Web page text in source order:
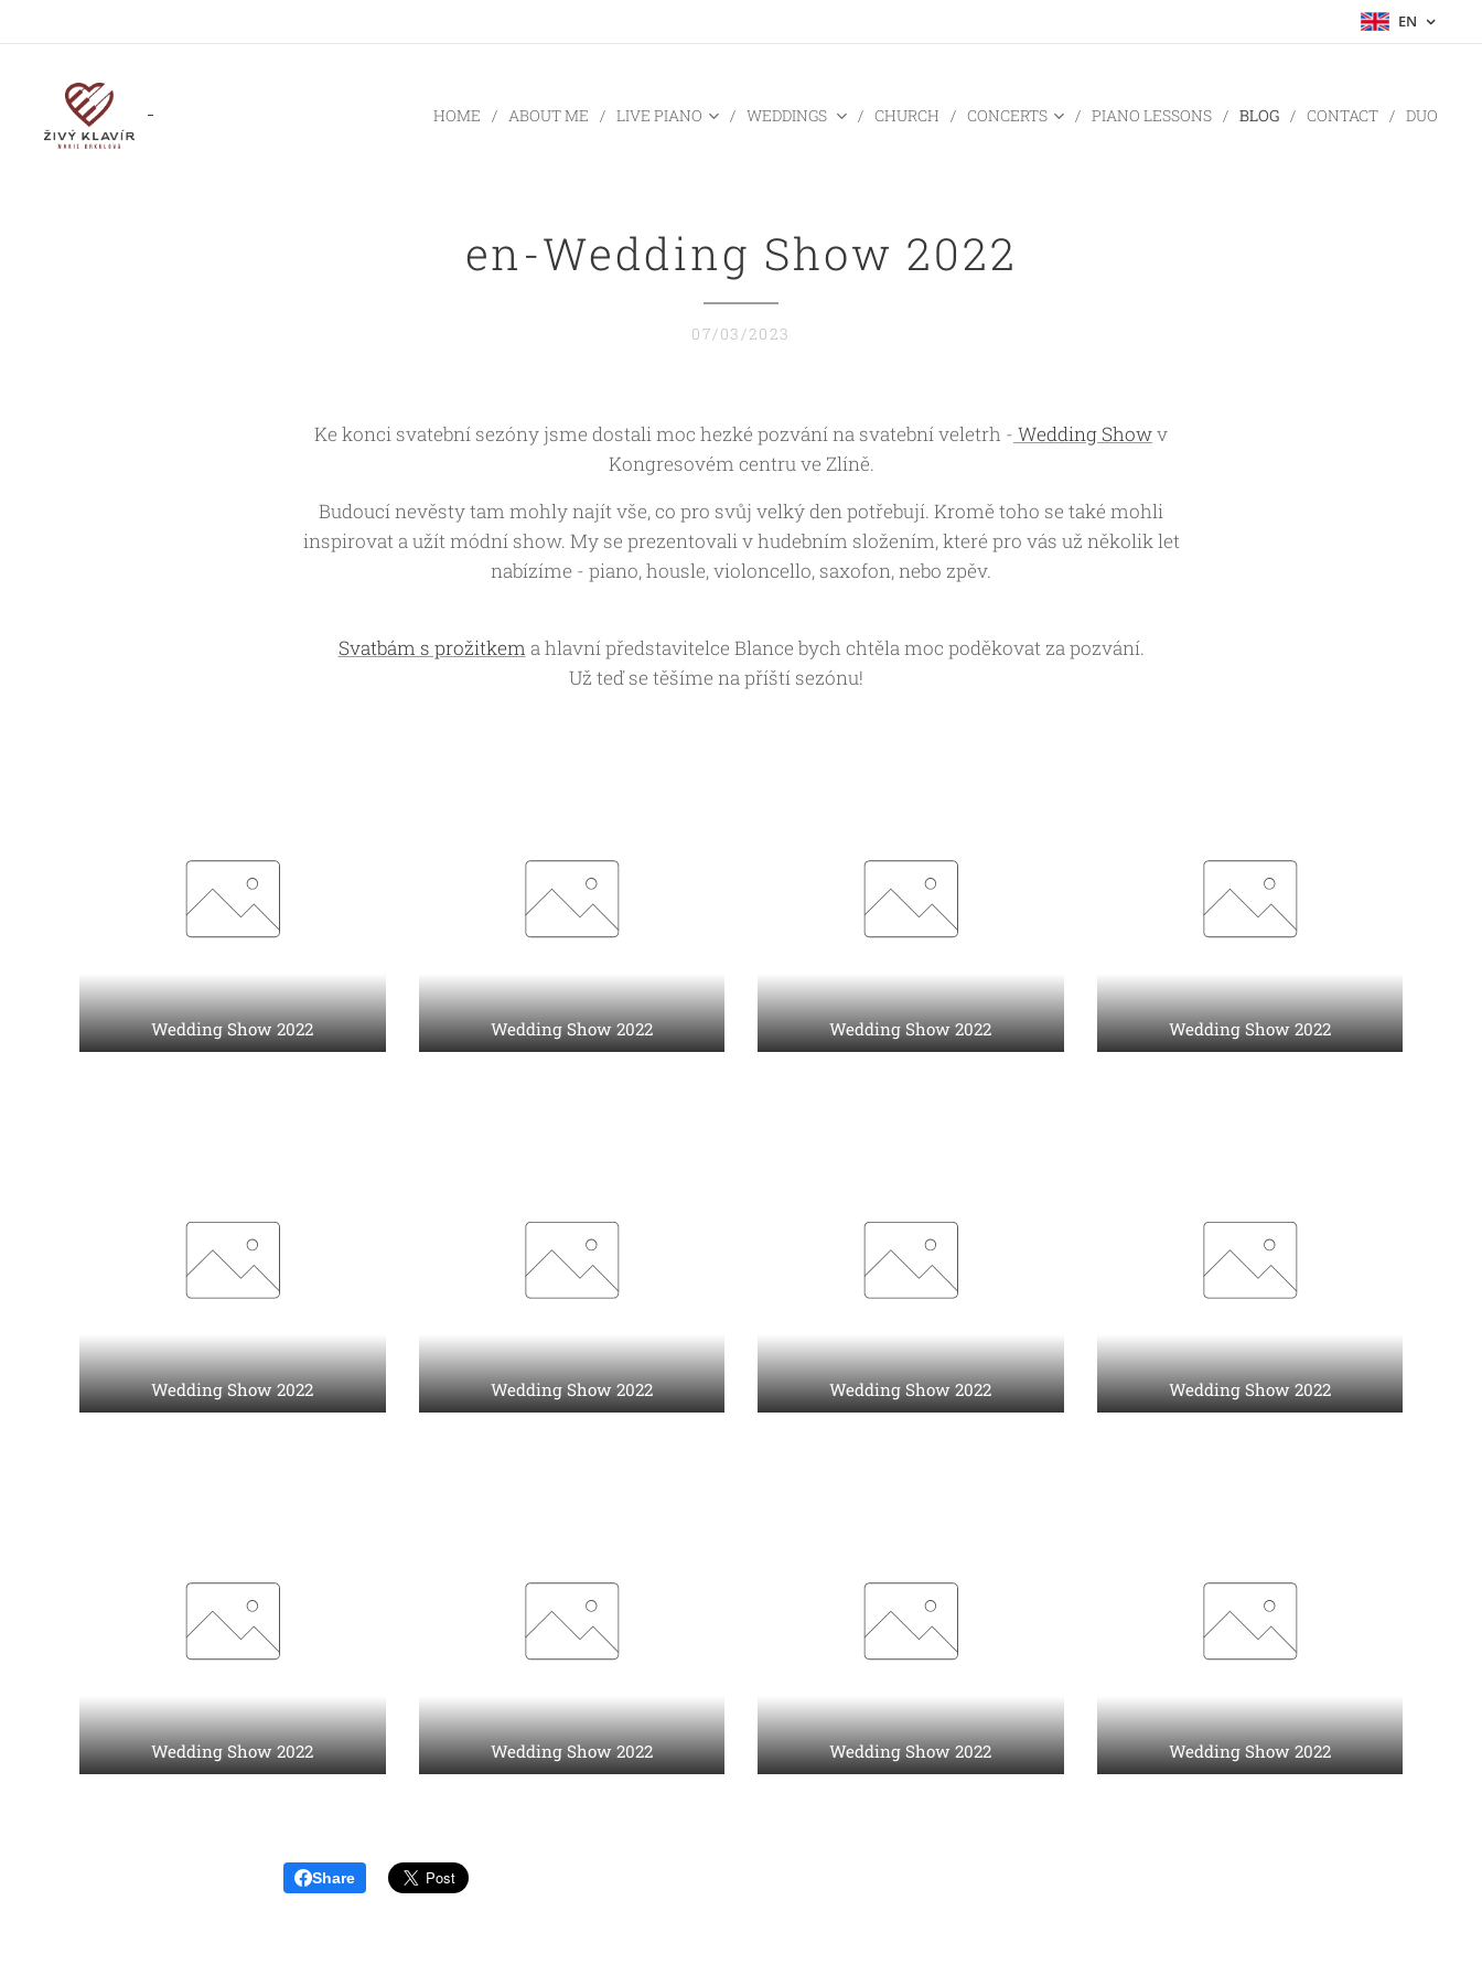
EN
HOME ABOUT ME LIVE PIANO WEDDINGS CHURCH CONCERTS PIANO LESSONS BLOG CONTACT DUO
en-Wedding Show 2022
07/03/2023
Ke konci svatební sezóny jsme dostali moc hezké pozvání na svatební veletrh - Wedding Showv
Kongresovém centru ve Zlíně.
Budoucí nevěsty tam mohly najít vše, co pro svůj velký den potřebují. Kromě toho se také mohli
inspirovat a užít módní show. My se prezentovali v hudebním složením, které pro vás už několik let
nabízíme - piano, housle, violoncello, saxofon, nebo zpěv.
Svatbám s prožitkem a hlavní představitelce Blance bych chtěla moc poděkovat za pozvání.
Už teď se těšíme na příští sezónu! 🎶🤍
Wedding Show 2022 Wedding Show 2022 Wedding Show 2022 Wedding Show 2022
Wedding Show 2022 Wedding Show 2022 Wedding Show 2022 Wedding Show 2022
Wedding Show 2022 Wedding Show 2022 Wedding Show 2022 Wedding Show 2022
Share